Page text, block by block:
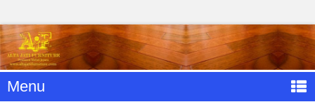
Menu